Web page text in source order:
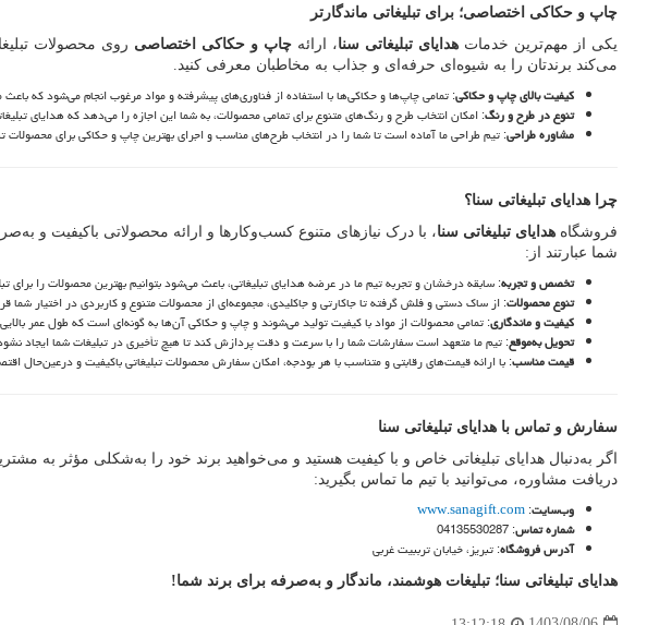
چاپ و حکاکی اختصاصی؛ برای تبلیغاتی ماندگارتر
یکی از مهم‌ترین خدمات هدایای تبلیغاتی سنا، ارائه چاپ و حکاکی اختصاصی روی محصولات
می‌کند برندتان را به شیوه‌ای حرفه‌ای و جذاب به مخاطبان معرفی کنید.
کیفیت بالای چاپ و حکاکی: تمامی چاپ‌ها و حکاکی‌ها با استفاده از فناوری‌های پیشرفته و مواد مرغوب انجام می‌شود که باعث
تنوع در طرح و رنگ: امکان انتخاب طرح و رنگ‌های متنوع برای تمامی محصولات، به شما این اجازه را می‌دهد که هدایای
مشاوره طراحی: تیم طراحی ما آماده است تا شما را در انتخاب طرح‌های مناسب و اجرای بهترین چاپ و حکاکی برای محصولات
چرا هدایای تبلیغاتی سنا؟
فروشگاههدایای تبلیغاتی سنا، با درک نیازهای متنوع کسب‌وکارها و ارائه محصولاتی باکیفیت و
شما عبارتند از:
تخصص و تجربه: سابقه درخشان و تجربه تیم ما در عرضه هدایای تبلیغاتی، باعث می‌شود بتوانیم بهترین محصولات را برای
تنوع محصولات: از ساک دستی و فلش گرفته تا جاکارتی و جاکلیدی، مجموعه‌ای از محصولات متنوع و کاربردی در اختیار شما
کیفیت و ماندگاری: تمامی محصولات از مواد با کیفیت تولید می‌شوند و چاپ و حکاکی آن‌ها به گونه‌ای است که طول عمر
تحویل به‌موقع: تیم ما متعهد است سفارشات شما را با سرعت و دقت پردازش کند تا هیچ تأخیری در تبلیغات شما ایجاد
قیمت مناسب: با ارائه قیمت‌های رقابتی و متناسب با هر بودجه، امکان سفارش محصولات تبلیغاتی باکیفیت و درعین‌حال
سفارش و تماس با هدایای تبلیغاتی سنا
اگر به‌دنبال هدایای تبلیغاتی خاص و با کیفیت هستید و می‌خواهید برند خود را به‌شکلی مؤثر به
دریافت مشاوره، می‌توانید با تیم ما تماس بگیرید:
وب‌سایت:
www.sanagift.com
شماره تماس:
04135530287
آدرس فروشگاه: تبریز، خیابان ترببیت غربی
هدایای تبلیغاتی سنا؛ تبلیغات هوشمند، ماندگار و به‌صرفه برای برند شما!